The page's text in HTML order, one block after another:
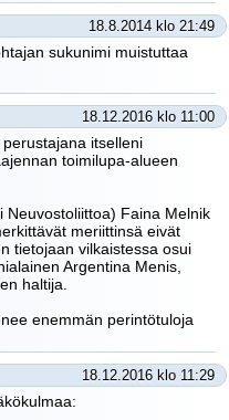
18.8.2014 klo 21:49
sukunimi muistuttaa
18.12.2016 klo 11:00
itselleni
toimilupa-alueen
Neuvostoliittoa) Faina Melnik
meriittinsä eivät
tietojaan vilkaistessa osui
Argentina Menis,
haltija.
enemmän perintötuloja
18.12.2016 klo 11:29